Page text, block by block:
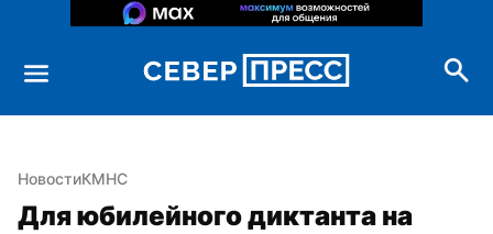
НовостиКМНС
Для юбилейного диктанта на